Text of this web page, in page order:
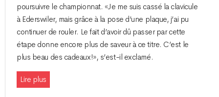
poursuivre le championnat. «Je me suis cassé la clavicule
à Ederswiler, mais grâce à la pose d’une plaque, j’ai pu
continuer de rouler. Le fait d’avoir dû passer par cette
étape donne encore plus de saveur à ce titre. C’est le
plus beau des cadeaux!», s’est-il exclamé.
Lire plus